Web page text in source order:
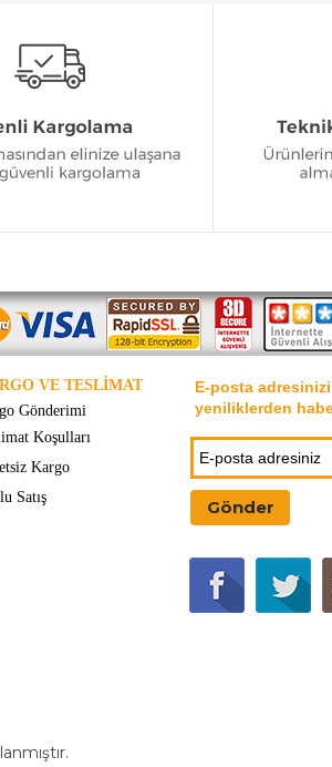
VE TESLİMAT
E-posta adresinizi
yeniliklerden
Gönderimi
Koşulları
Kargo
Satış